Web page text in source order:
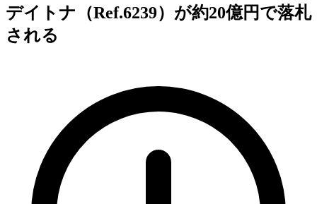
デイトナ（Ref.6239）が約20億円で落札
される